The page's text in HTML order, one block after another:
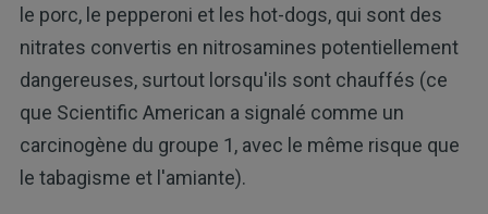
le porc, le pepperoni et les hot-dogs, qui sont des
nitrates convertis en nitrosamines potentiellement
dangereuses, surtout lorsqu'ils sont chauffés (ce
que Scientific American a signalé comme un
carcinogène du groupe 1, avec le même risque que
le tabagisme et l'amiante).